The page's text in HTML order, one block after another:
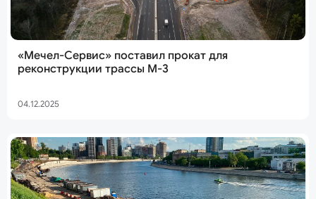
«Мечел-Сервис» поставил прокат для
реконструкции трассы М-3
04.12.2025